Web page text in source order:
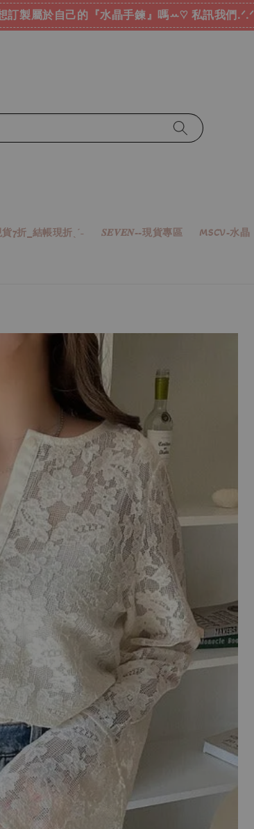
訂製屬於自己的『水晶手鍊』嗎ꕀ♡ 私訊我們.ᐟ.ᐟ
7折_結帳現折ˎˊ˗ 𝑺𝑬𝑽𝑬𝑵--現貨專區 MSCV-水晶